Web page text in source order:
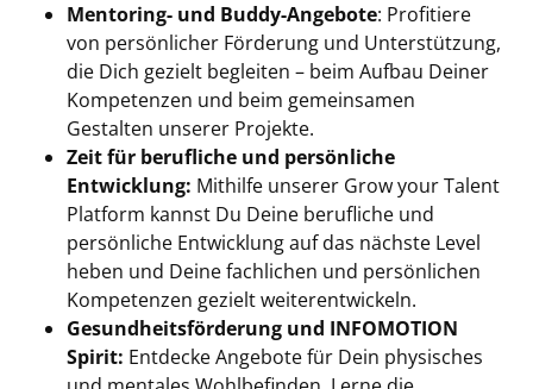
Mentoring- und Buddy-Angebote: Profitiere
von persönlicher Förderung und Unterstützung,
die Dich gezielt begleiten – beim Aufbau Deiner
Kompetenzen und beim gemeinsamen
Gestalten unserer Projekte.
Zeit für berufliche und persönliche
Entwicklung: Mithilfe unserer Grow your Talent
Platform kannst Du Deine berufliche und
persönliche Entwicklung auf das nächste Level
heben und Deine fachlichen und persönlichen
Kompetenzen gezielt weiterentwickeln.
Gesundheitsförderung und INFOMOTION
Spirit: Entdecke Angebote für Dein physisches